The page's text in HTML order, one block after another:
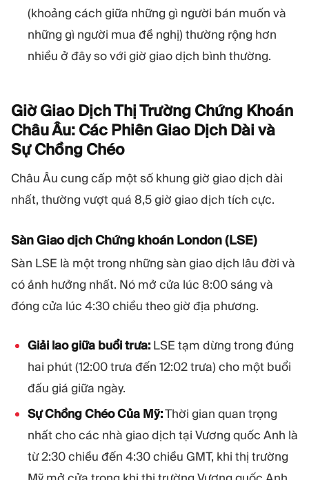
(khoảng cách giữa những gì người bán muốn và
những gì người mua đề nghị) thường rộng hơn
nhiều ở đây so với giờ giao dịch bình thường.
Giờ Giao Dịch Thị Trường Chứng Khoán
Châu Âu: Các Phiên Giao Dịch Dài và
Sự Chồng Chéo
Châu Âu cung cấp một số khung giờ giao dịch dài
nhất, thường vượt quá 8,5 giờ giao dịch tích cực.
Sàn Giao dịch Chứng khoán London (LSE)
Sàn LSE là một trong những sàn giao dịch lâu đời và
có ảnh hưởng nhất. Nó mở cửa lúc 8:00 sáng và
đóng cửa lúc 4:30 chiều theo giờ địa phương.
Giải lao giữa buổi trưa:LSE tạm dừng trong đúng
hai phút (12:00 trưa đến 12:02 trưa) cho một buổi
đấu giá giữa ngày.
Sự Chồng Chéo Của Mỹ:Thời gian quan trọng
nhất cho các nhà giao dịch tại Vương quốc Anh là
từ 2:30 chiều đến 4:30 chiều GMT, khi thị trường